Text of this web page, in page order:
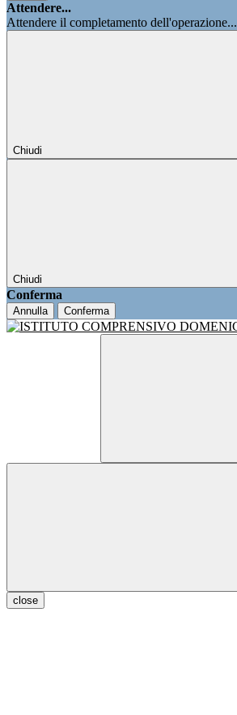
Attendere...
Attendere il completamento dell'operazione...
Chiudi
Chiudi
Conferma
Annulla Conferma
close